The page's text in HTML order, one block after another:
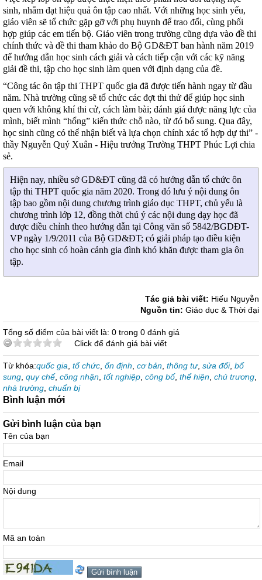
sinh, nhằm đạt hiệu quả ôn tập cao nhất. Với những học sinh yếu,
giáo viên sẽ tổ chức gặp gỡ với phụ huynh để trao đổi, cùng phối
hợp giúp các em tiến bộ. Giáo viên trong trường cũng dựa vào đề thi
chính thức và đề thi tham khảo do Bộ GD&ĐT ban hành năm 2019
để hướng dẫn học sinh cách giải và cách tiếp cận với các kỹ năng
giải đề thi, tập cho học sinh làm quen với định dạng của đề.
“Công tác ôn tập thi THPT quốc gia đã được tiến hành ngay từ đầu
năm. Nhà trường cũng sẽ tổ chức các đợt thi thử để giúp học sinh
quen với không khí thi cử, cách làm bài; đánh giá được năng lực của
mình, biết mình “hổng” kiến thức chỗ nào, từ đó bổ sung. Qua đây,
học sinh cũng có thể nhận biết và lựa chọn chính xác tổ hợp dự thi” -
thầy Nguyễn Quý Xuân - Hiệu trưởng Trường THPT Phúc Lợi chia
sẻ.
Hiện nay, nhiều sở GD&ĐT cũng đã có hướng dẫn tổ chức ôn
tập thi THPT quốc gia năm 2020. Trong đó lưu ý nội dung ôn
tập bao gồm nội dung chương trình giáo dục THPT, chủ yếu là
chương trình lớp 12, đồng thời chú ý các nội dung dạy học đã
được điều chỉnh theo hướng dẫn tại Công văn số 5842/BGDĐT-
VP ngày 1/9/2011 của Bộ GD&ĐT; có giải pháp tạo điều kiện
cho học sinh có hoàn cảnh gia đình khó khăn được tham gia ôn
tập.
Tác giả bài viết: Hiếu Nguyễn
Nguồn tin: Giáo dục & Thời đại
Tổng số điểm của bài viết là: 0 trong 0 đánh giá
Click để đánh giá bài viết
Từ khóa:quốc gia tổ chức ổn định cơ bản thông tư, sửa đổi, bổ
sung quy chế, công nhận tốt nghiệp công bố, thể hiện chủ trương
nhà trường chuẩn bị
Bình luận mới
Gửi bình luận của bạn
Tên của bạn
Email
Nội dung
Mã an toàn